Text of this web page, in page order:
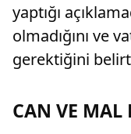
yaptığı
olmadığını ve
gerektiğini
CAN VE MAL